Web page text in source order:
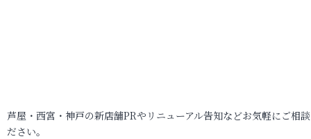
芦屋・西宮・神戸の新店舗PRやリニューアル告知などお気軽にご相
ださい。